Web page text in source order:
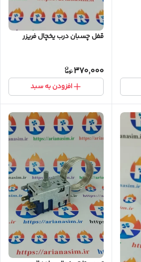
قفل چسبان درب یخچال فریزر
370,000
افزودن به سبد